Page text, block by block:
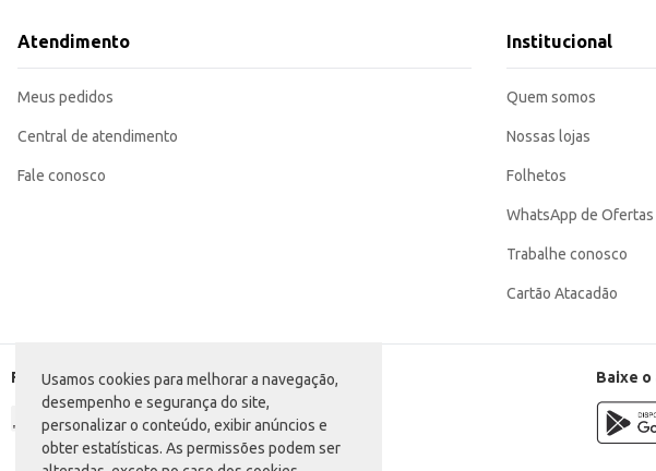
Usamos cookies para melhorar a navegação,
desempenho e segurança do site,
personalizar o conteúdo, exibir anúncios e
obter estatísticas. As permissões podem ser
Utilize como ingrediente em receitas de bolos, tortas e outras sobremesas.
Misture com iogurte ou leite para um lanche mais completo.
Atendimento
Meus pedidos
Central de atendimento
Fale conosco
Institucional
Quem somos
Nossas lojas
Folhetos
WhatsApp de Ofertas
Trabalhe conosco
Cartão Atacadão
Formas de pagamento Baixe o